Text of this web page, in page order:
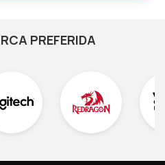
PREFERIDA